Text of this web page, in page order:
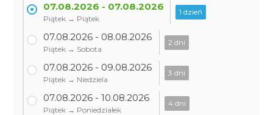
07.08.2026 - 07.08.2026
Piątek → Piątek
1 dzień
07.08.2026 - 08.08.2026
Piątek → Sobota
2 dni
07.08.2026 - 09.08.2026
Piątek → Niedziela
3 dni
07.08.2026 - 10.08.2026
Piątek → Poniedziałek
4 dni